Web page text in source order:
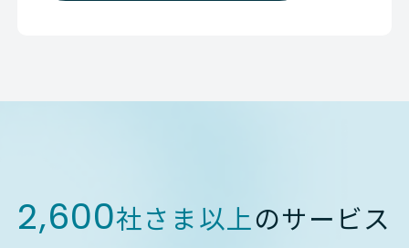
2,600社さま以上のサービス